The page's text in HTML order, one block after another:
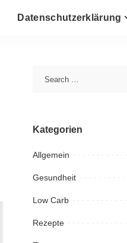
Datenschutzerklärung
Kategorien
Allgemein
Gesundheit
Low Carb
Rezepte